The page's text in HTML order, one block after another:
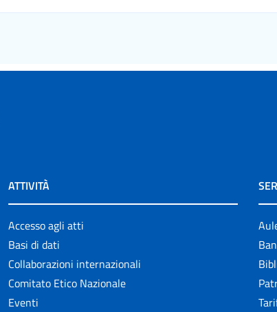
ATTIVITÀ
Accesso agli atti
Basi di dati
Collaborazioni internazionali
Comitato Etico Nazionale
Eventi